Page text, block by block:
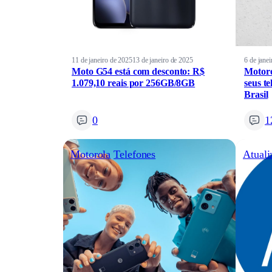
11 de janeiro de 202513 de janeiro de 2025
Moto G54 está com desconto: R$
1.079,10 reais por 256GB/8GB
0
6 de
seus
Brasil
Motorola Telefones